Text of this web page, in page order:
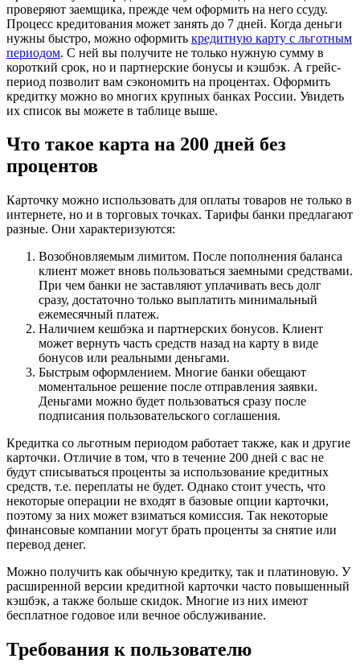
проверяют заемщика, прежде чем оформить на него ссуду.
Процесс кредитования может занять до 7 дней. Когда деньги
нужны быстро, можно оформить кредитную карту с льготным
периодом. С ней вы получите не только нужную сумму в
короткий срок, но и партнерские бонусы и кэшбэк. А грейс-
период позволит вам сэкономить на процентах. Оформить
кредитку можно во многих крупных банках России. Увидеть
их список вы можете в таблице выше.
Что такое карта на 200 дней без
процентов
Карточку можно использовать для оплаты товаров не только в
интернете, но и в торговых точках. Тарифы банки предлагают
разные. Они характеризуются:
Возобновляемым лимитом. После пополнения баланса
клиент может вновь пользоваться заемными средствами.
При чем банки не заставляют уплачивать весь долг
сразу, достаточно только выплатить минимальный
ежемесячный платеж.
Наличием кешбэка и партнерских бонусов. Клиент
может вернуть часть средств назад на карту в виде
бонусов или реальными деньгами.
Быстрым оформлением. Многие банки обещают
моментальное решение после отправления заявки.
Деньгами можно будет пользоваться сразу после
подписания пользовательского соглашения.
Кредитка со льготным периодом работает также, как и другие
карточки. Отличие в том, что в течение 200 дней с вас не
будут списываться проценты за использование кредитных
средств, т.е. переплаты не будет. Однако стоит учесть, что
некоторые операции не входят в базовые опции карточки,
поэтому за них может взиматься комиссия. Так некоторые
финансовые компании могут брать проценты за снятие или
перевод денег.
Можно получить как обычную кредитку, так и платиновую. У
расширенной версии кредитной карточки часто повышенный
кэшбэк, а также больше скидок. Многие из них имеют
бесплатное годовое или вечное обслуживание.
Требования к пользователю